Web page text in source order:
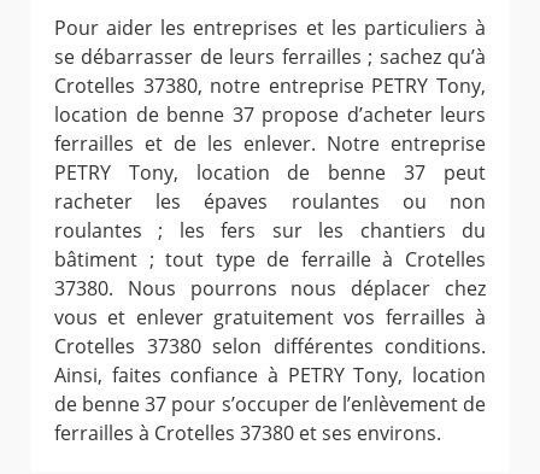
Pour aider les entreprises et les particuliers à
se débarrasser de leurs ferrailles ; sachez qu’à
Crotelles 37380, notre entreprise PETRY Tony,
location de benne 37 propose d’acheter leurs
ferrailles et de les enlever. Notre entreprise
PETRY Tony, location de benne 37 peut
racheter les épaves roulantes ou non
roulantes ; les fers sur les chantiers du
bâtiment ; tout type de ferraille à Crotelles
37380. Nous pourrons nous déplacer chez
vous et enlever gratuitement vos ferrailles à
Crotelles 37380 selon différentes conditions.
Ainsi, faites confiance à PETRY Tony, location
de benne 37 pour s’occuper de l’enlèvement de
ferrailles à Crotelles 37380 et ses environs.